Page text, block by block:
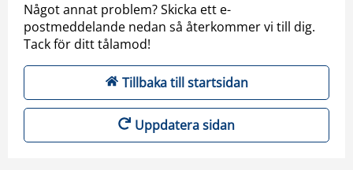
Något annat problem? Skicka ett e-
postmeddelande nedan så återkommer vi till dig.
Tack för ditt tålamod!
Tillbaka till startsidan
Uppdatera sidan